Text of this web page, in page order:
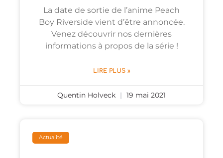
La date de sortie de l’anime Peach
Boy Riverside vient d’être annoncée.
Venez découvrir nos dernières
informations à propos de la série !
LIRE PLUS »
Quentin Holveck 19 mai 2021
Actualité